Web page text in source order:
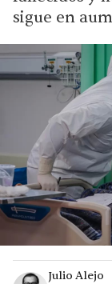
sigue en
Julio Alejo